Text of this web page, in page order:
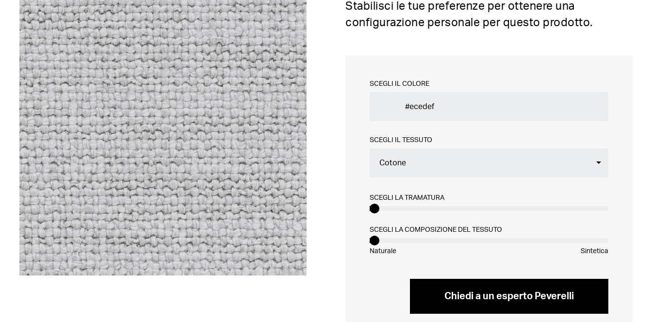
Stabilisci le tue preferenze per ottenere una
configurazione personale per questo prodotto.
SCEGLI IL COLORE
SCEGLI IL TESSUTO
Cotone
SCEGLI LA TRAMATURA
SCEGLI LA COMPOSIZIONE DEL TESSUTO
Naturale Sintetica
Chiedi a un esperto Peverelli